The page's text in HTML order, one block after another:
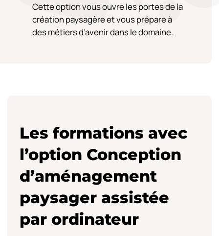
Cette option vous ouvre les portes de la
création paysagère et vous prépare à
des métiers d’avenir dans le domaine.
Les formations avec
l’option Conception
d’aménagement
paysager assistée
par ordinateur